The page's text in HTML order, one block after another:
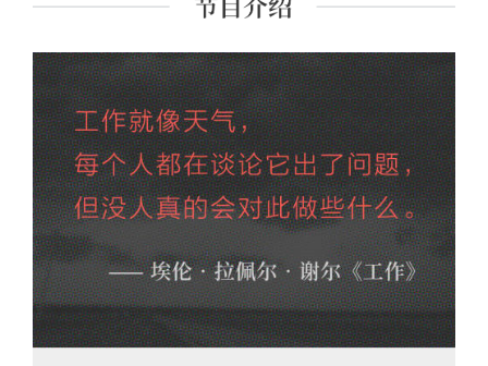
化研究；古希腊思想；中国当代思想